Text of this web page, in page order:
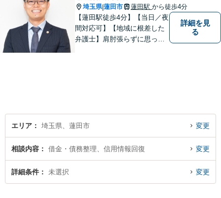
埼玉県|蓮田市 蓮田駅 から徒歩4分
【蓮田駅徒歩4分】【当日／夜
間対応可】【地域に根差した
弁護士】肩肘張らずに思って
詳細を見
る
エリア 埼玉県、蓮田市 変更
相談内容 借金・債務整理、信用情報回復 変更
詳細条件 未選択 変更